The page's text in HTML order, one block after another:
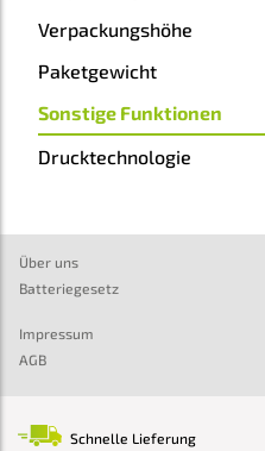
Verpackungshöhe
Paketgewicht
Sonstige Funktionen
Drucktechnologie
Über uns
Batteriegesetz
Impressum
AGB
Schnelle Lieferung